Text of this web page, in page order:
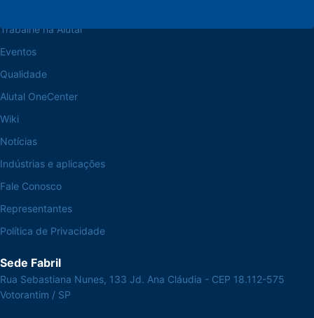
Trabalhe na Alutal
Eventos
Qualidade
Alutal OneCenter
Wiki
Notícias
Indústrias e aplicações
Fale Conosco
Representantes
Política de Privacidade
Sede Fabril
Rua Sebastiana Nunes, 133 Jd. Ana Cláudia - CEP 18.112-575
Votorantim / SP